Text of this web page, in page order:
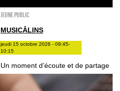
Jeune public
MUSICÂLINS
jeudi 15 octobre 2026 - 09:45-
10:15
Un moment d’écoute et de partage